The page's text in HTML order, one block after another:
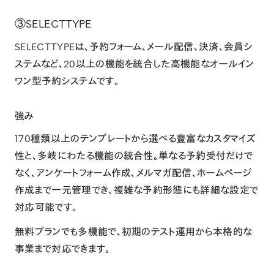
③SELECTTYPE
SELECTTYPEは、予約フォーム、メール配信、決済、会員シ
ステムなど、20以上の機能を統合した高機能なオールイン
ワン型予約システムです。
強み
170種類以上のテンプレートから選べる豊富なカスタマイズ
性と、多岐にわたる機能の統合性。単なる予約受付だけで
なく、アンケートフォーム作成、メルマガ配信、ホームページ
作成まで一元管理でき、複雑な予約形態にも詳細な設定で
対応可能です。
無料プランでも多機能で、初期のテスト運用から本格的な
事業まで対応できます。